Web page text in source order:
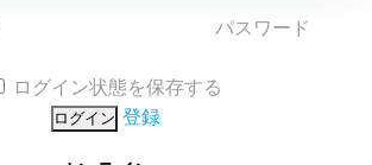
パスワード
ログイン状態を保存する
登録